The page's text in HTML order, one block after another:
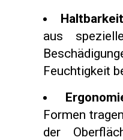
Haltbarkeit
aus
Feuchtigkeit
Formen
der